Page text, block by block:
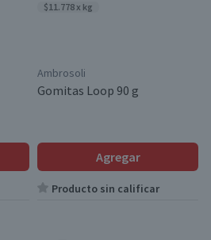
$11.778 x kg
Ambrosoli
Gomitas Loop 90 g
Agregar
Producto sin calificar